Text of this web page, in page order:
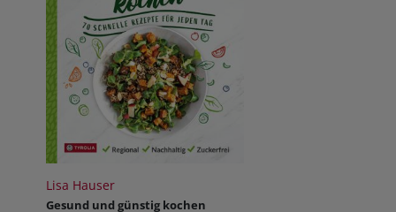
Lisa Hauser
Gesund und günstig kochen